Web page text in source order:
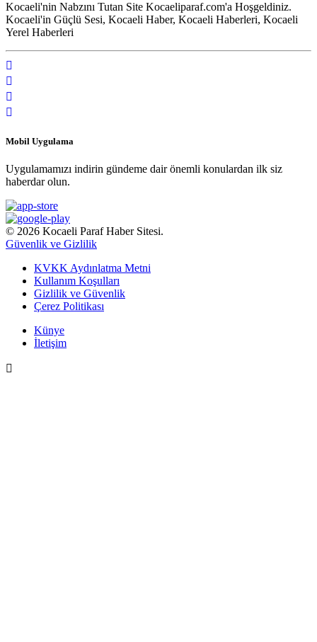
Kocaeli'nin Nabzını Tutan Site Kocaeliparaf.com'a Hoşgeldiniz.
Kocaeli'in Güçlü Sesi, Kocaeli Haber, Kocaeli Haberleri, Kocaeli
Yerel Haberleri
Mobil Uygulama
Uygulamamızı indirin gündeme dair önemli konulardan ilk siz
haberdar olun.
© 2026 Kocaeli Paraf Haber Sitesi.
Güvenlik ve Gizlilik
KVKK Aydınlatma Metni
Kullanım Koşulları
Gizlilik ve Güvenlik
Çerez Politikası
Künye
İletişim